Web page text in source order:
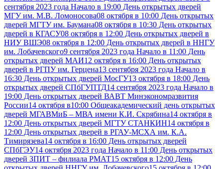
сентября 2023 года Начало в 19:00 День открытых дверей
МГУ им. М.В. Ломоносова08 октября в 10:00 День открытых
дверей МГТУ им. Баумана08 октября в 10:30 День открытых
дверей в КГАСУ08 октября в 12:00 День открытых дверей в
НИУ ВШЭ08 октября в 12:00 День открытых дверей в ННГУ
им. Лобачевского9 сентября 2023 года Начало в 11:00 День
открытых дверей МАИ12 октября в 16:00 День открытых
дверей в РГПУ им. Герцена13 сентября 2023 года Начало в
16:30 День открытых дверей МосГУ13 октября в 18:00 День
открытых дверей СПбГУПТД14 сентября 2023 года Начало в
19:00 День открытых дверей ВАВТ Минэкономразвития
России14 октября в10:00 Общеакадемический день открытых
дверей МГАВМиБ – МВА имени К.И. Скрябина14 октября в
12:00 День открытых дверей МГТУ СТАНКИН14 октября в
12:00 День открытых дверей в РГАУ-МСХА им. К.А.
Тимирязева14 октября в 16:00 День открытых дверей
СПбГЭУ14 октября 2023 года Начало в 11:00 День открытых
дверей ЗПИТ – филиала РМАТ15 октября в 12:00 День